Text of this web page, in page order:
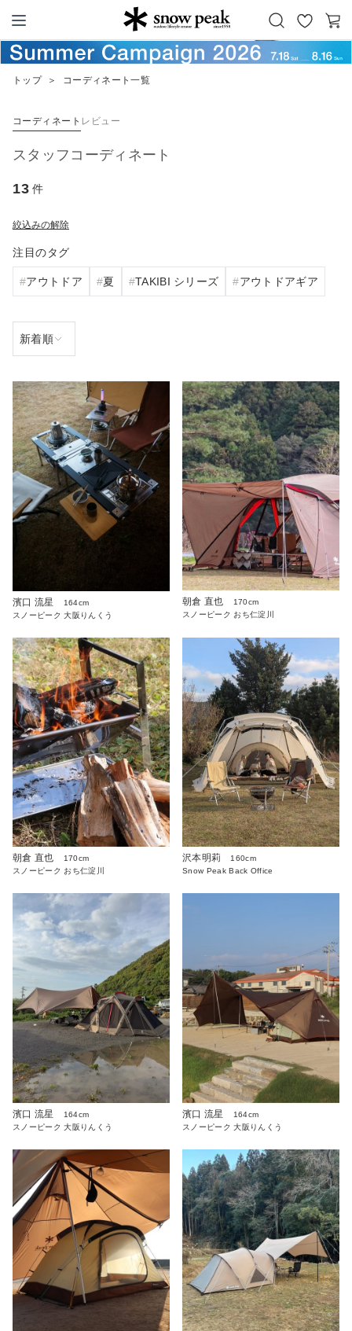
Snow Peak
お
気
カ
ー
トップ ＞ コーディネート一覧
コーディネート レビュー
スタッフコーディネート
13 件
絞込みの解除
注目のタグ
アウトドア 夏 TAKIBI シリーズ アウトドアギア
濱口 流星
164cm
スノーピーク 大阪りんくう
朝倉 直也
170cm
スノーピーク おち仁淀川
朝倉 直也
170cm
スノーピーク おち仁淀川
沢本明莉
160cm
Snow Peak Back Office
濱口 流星
164cm
スノーピーク 大阪りんくう
濱口 流星
164cm
スノーピーク 大阪りんくう